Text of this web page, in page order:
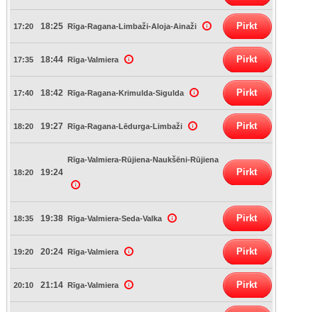
17:20 18:25 Rīga-Ragana-Limbaži-Aloja-Ainaži Pirkt
17:35 18:44 Rīga-Valmiera Pirkt
17:40 18:42 Rīga-Ragana-Krimulda-Sigulda Pirkt
18:20 19:27 Rīga-Ragana-Lēdurga-Limbaži Pirkt
18:20 19:24
Rīga-Valmiera-Rūjiena-Naukšēni-Rūjiena
Pirkt
18:35 19:38 Rīga-Valmiera-Seda-Valka Pirkt
19:20 20:24 Rīga-Valmiera Pirkt
20:10 21:14 Rīga-Valmiera Pirkt